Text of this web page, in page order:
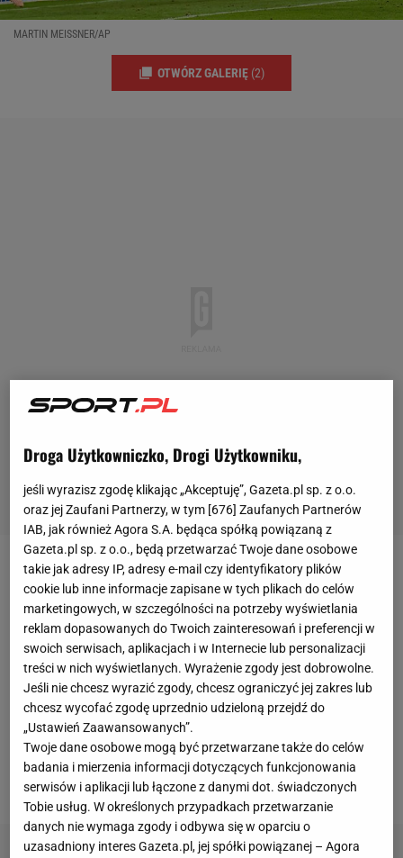
MARTIN MEISSNER/AP
OTWÓRZ GALERIĘ (2)
W piątek o 20:30 już piątymeczBayernu w 14 dni: w
Bundeslidze z Herthą. I jeśli Robert Lewandowski w
nim zagra (we wtorek przesiedział na ławce cały
zremisowany 1:1meczz Augsburgiem, trener Niko
Kovac chciał, by odpoczął przy tak wymagającym
terminarzu), to będzie się mierzył z prywatnym
strzeleckim rekordem, który wyśrubował rok temu.
Wówczas w ośmiu swoich pierwszychmeczacho
stawkę w nowym sezonie strzelił dziesięć goli.
Droga Użytkowniczko, Drogi Użytkowniku,
jeśli wyrazisz zgodę klikając „Akceptuję”, Gazeta.pl sp. z o.o.
oraz jej Zaufani Partnerzy, w tym [676] Zaufanych Partnerów
IAB, jak również Agora S.A. będąca spółką powiązaną z
Gazeta.pl sp. z o.o., będą przetwarzać Twoje dane osobowe
takie jak adresy IP, adresy e-mail czy identyfikatory plików
cookie lub inne informacje zapisane w tych plikach do celów
marketingowych, w szczególności na potrzeby wyświetlania
reklam dopasowanych do Twoich zainteresowań i preferencji w
swoich serwisach, aplikacjach i w Internecie lub personalizacji
treści w nich wyświetlanych. Wyrażenie zgody jest dobrowolne.
Jeśli nie chcesz wyrazić zgody, chcesz ograniczyć jej zakres lub
chcesz wycofać zgodę uprzednio udzieloną przejdź do
„Ustawień Zaawansowanych”.
Twoje dane osobowe mogą być przetwarzane także do celów
badania i mierzenia informacji dotyczących funkcjonowania
serwisów i aplikacji lub łączone z danymi dot. świadczonych
Tobie usług. W określonych przypadkach przetwarzanie
danych nie wymaga zgody i odbywa się w oparciu o
uzasadniony interes Gazeta.pl, jej spółki powiązanej – Agora